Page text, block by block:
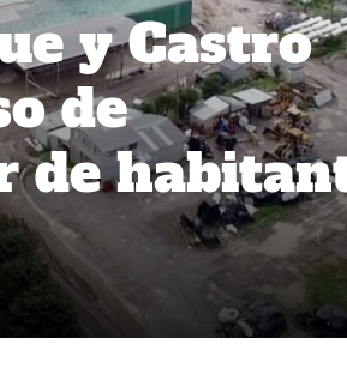
y Castro
de
de